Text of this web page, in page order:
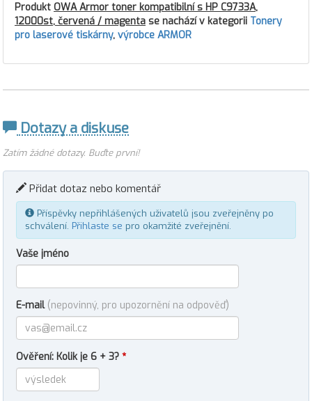
Produkt OWA Armor toner kompatibilní s HP C9733A,
12000st, červená / magenta se nachází v kategorii Tonery
pro laserové tiskárny, výrobce ARMOR
Dotazy a diskuse
Zatím žádné dotazy. Buďte první!
Přidat dotaz nebo komentář
Příspěvky nepřihlášených uživatelů jsou zveřejněny po
schválení. Přihlaste se pro okamžité zveřejnění.
Vaše jméno
E-mail (nepovinný, pro upozornění na odpověď)
Ověření: Kolik je 6 + 3? *